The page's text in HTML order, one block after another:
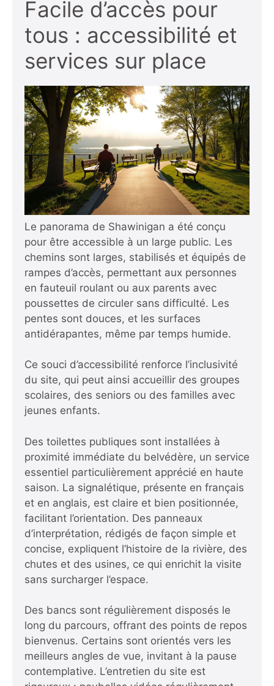
Facile d’accès pour
tous : accessibilité et
services sur place
Le panorama de Shawinigan a été conçu
pour être accessible à un large public. Les
chemins sont larges, stabilisés et équipés de
rampes d’accès, permettant aux personnes
en fauteuil roulant ou aux parents avec
poussettes de circuler sans difficulté. Les
pentes sont douces, et les surfaces
antidérapantes, même par temps humide.
Ce souci d’accessibilité renforce l’inclusivité
du site, qui peut ainsi accueillir des groupes
scolaires, des seniors ou des familles avec
jeunes enfants.
Des toilettes publiques sont installées à
proximité immédiate du belvédère, un service
essentiel particulièrement apprécié en haute
saison. La signalétique, présente en français
et en anglais, est claire et bien positionnée,
facilitant l’orientation. Des panneaux
d’interprétation, rédigés de façon simple et
concise, expliquent l’histoire de la rivière, des
chutes et des usines, ce qui enrichit la visite
sans surcharger l’espace.
Des bancs sont régulièrement disposés le
long du parcours, offrant des points de repos
bienvenus. Certains sont orientés vers les
meilleurs angles de vue, invitant à la pause
contemplative. L’entretien du site est